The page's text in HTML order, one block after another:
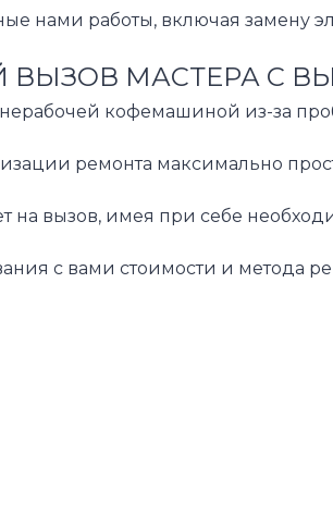
нами работы, включая замену
ВЫЗОВ МАСТЕРА С
кофемашиной из-за
ремонта максимально
на вызов, имея при себе
с вами стоимости и метода